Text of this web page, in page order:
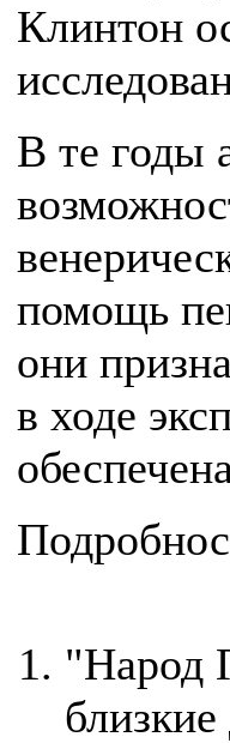
Клинтон
В те годы
помощь
они
в ходе
"Народ